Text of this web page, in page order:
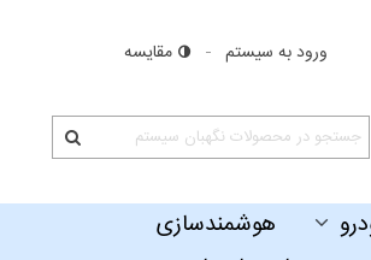
ورود به سیستم مقایسه
هوشمندسازی